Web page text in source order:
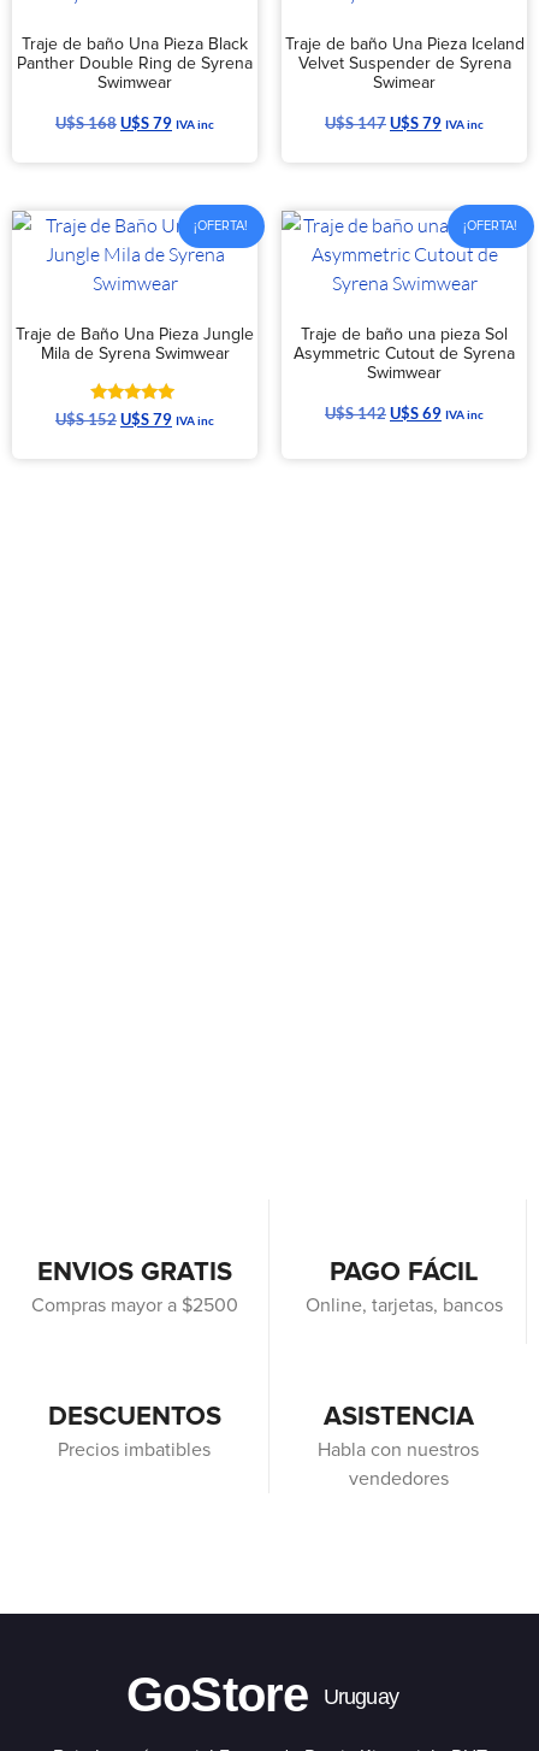
Traje de baño Una Pieza Black
Panther Double Ring de Syrena
Swimwear
U$S168U$S79 IVA inc
Traje de baño Una Pieza Iceland
Velvet Suspender de Syrena
Swimear
U$S147U$S79 IVA inc
¡OFERTA!
Traje de Baño Una Pieza Jungle
Mila de Syrena Swimwear
Valorado
con
U$S152U$S79 IVA inc
¡OFERTA!
Traje de baño una pieza Sol
Asymmetric Cutout de Syrena
Swimwear
U$S142U$S69 IVA inc
ENVIOS GRATIS
Compras mayor a $2500
PAGO FÁCIL
Online, tarjetas, bancos
DESCUENTOS
Precios imbatibles
ASISTENCIA
Habla con nuestros
vendedores
GoStore Uruguay